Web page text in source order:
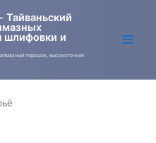
Тайваньский
шлифовки и
порошок, высокоточная